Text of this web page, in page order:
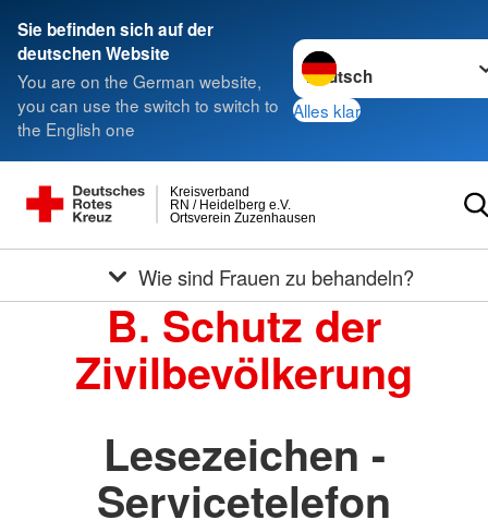
Sie befinden sich auf der
deutschen Website
You are on the German website,
you can use the switch to switch to
the English one
Sprache wechseln zu
Alles klar
Ortsverein Zuzenhausen
RN / Heidelberg e.V.
Kreisverband
Wie sind Frauen zu behandeln?
B. Schutz der
Zivilbevölkerung
Lesezeichen -
Servicetelefon